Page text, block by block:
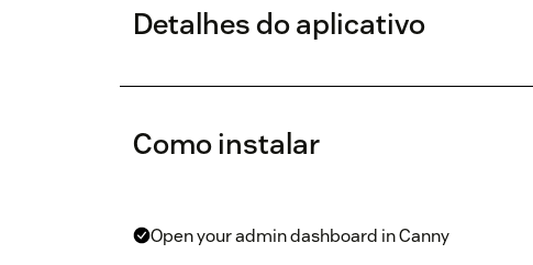
Detalhes do aplicativo
Como instalar
Open your admin dashboard in Canny